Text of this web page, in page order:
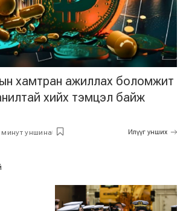
хамтран ажиллах боломжит
хийх тэмцэл байж
минут уншина Илүүг унших